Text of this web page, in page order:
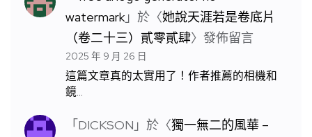
watermark」於〈她說天涯若是卷底片
（卷二十三）貳零貳肆〉發佈留言
2025 年 9 月 26 日
這篇文章真的太實用了！作者推薦的相機和
鏡…
「DICKSON 」於〈獨一無二的風華 –